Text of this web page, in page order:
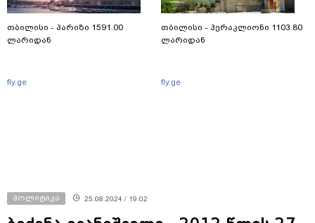
თბილისი - პარიზი 1591.00
ლარიდან
fly.ge
თბილისი - ჰერაკლიონი 1103.80
ლარიდან
fly.ge
პოლიტიკა 25.08.2024 / 19:02